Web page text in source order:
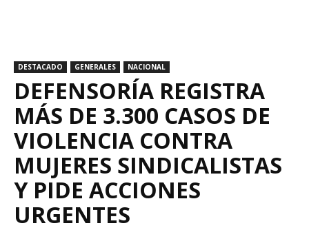
DESTACADO GENERALES NACIONAL
DEFENSORÍA REGISTRA
MÁS DE 3.300 CASOS DE
VIOLENCIA CONTRA
MUJERES SINDICALISTAS
Y PIDE ACCIONES
URGENTES